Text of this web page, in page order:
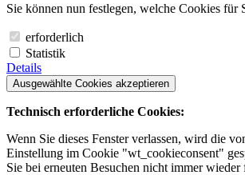
Sie können nun festlegen, welche Cookies für
erforderlich
Statistik
Details
Ausgewählte Cookies akzeptieren
Technisch erforderliche Cookies:
Wenn Sie dieses Fenster verlassen, wird die
Einstellung im Cookie "wt_cookieconsent"
Sie bei erneuten Besuchen nicht immer wieder